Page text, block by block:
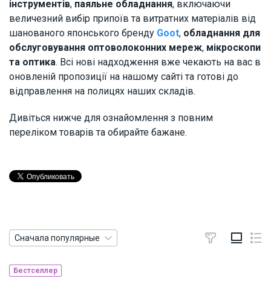
інструментів, паяльне обладнання, включаючи
величезний вибір припоїв та витратних матеріалів від
шанованого японського бренду Goot, обладнання для
обслуговування оптоволоконних мереж, мікроскопи
та оптика. Всі нові надходження вже чекають на вас в
оновленій пропозиції на нашому сайті та готові до
відправлення на полицях наших складів.
Дивіться нижче для ознайомлення з повним
переліком товарів та обирайте бажане.
Сначала популярные
Бестселлер